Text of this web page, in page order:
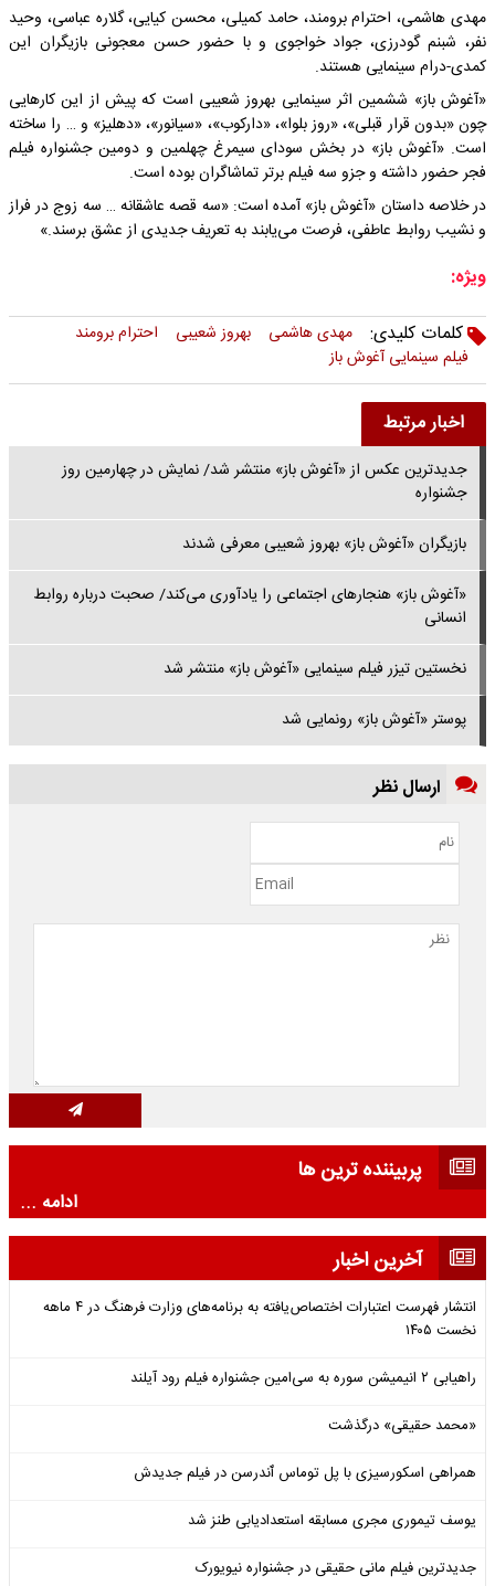
مهدی هاشمی، احترام برومند، حامد کمیلی، محسن کیایی، گلاره عباسی، وحید
نفر، شبنم گودرزی، جواد خواجوی و با حضور حسن معجونی بازیگران این
کمدی-درام سینمایی هستند.
«آغوش باز» ششمین اثر سینمایی بهروز شعیبی است که پیش از این کارهایی
چون «بدون قرار قبلی»، «روز بلوا»، «دارکوب»، «سیانور»، «دهلیز» و … را ساخته
است. «آغوش باز» در بخش سودای سیمرغ چهلمین‌ و دومین جشنواره فیلم
فجر حضور داشته و جزو سه فیلم برتر تماشاگران بوده است.
در خلاصه داستان «آغوش باز» آمده است: «سه قصه عاشقانه … سه زوج در فراز
و نشیب روابط عاطفی، فرصت می‌یابند به تعریف جدیدی از عشق برسند.»
ویژه:
کلمات کلیدی:
مهدی هاشمی بهروز شعیبی
احترام برومند
فیلم سینمایی آغوش باز
اخبار مرتبط
جدیدترین عکس از «آغوش باز» منتشر شد/ نمایش در چهارمین روز
جشنواره
بازیگران «آغوش باز» بهروز شعیبی معرفی شدند
«آغوش باز» هنجارهای اجتماعی را یادآوری می‌کند/ صحبت درباره روابط
انسانی
نخستین تیزر فیلم سینمایی «آغوش باز» منتشر شد
پوستر «آغوش باز» رونمایی شد
ارسال نظر
پربیننده ترین ها
ادامه ...
آخرین اخبار
انتشار فهرست اعتبارات اختصاص‌یافته به برنامه‌های وزارت فرهنگ در ۴ ماهه
نخست ۱۴۰۵
راهیابی ۲ انیمیشن سوره به سی‌امین جشنواره فیلم رود آیلند
«محمد حقیقی» درگذشت
همراهی اسکورسیزی با پل توماس ٱندرسن در فیلم جدیدش
یوسف تیموری مجری مسابقه استعدادیابی طنز شد
جدیدترین فیلم مانی حقیقی در جشنواره نیویورک